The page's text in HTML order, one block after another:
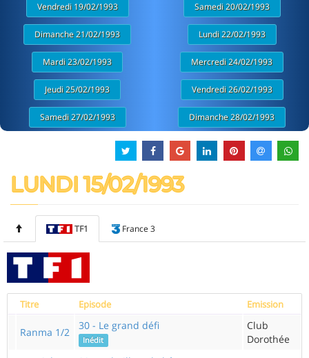
Vendredi 19/02/1993 Samedi 20/02/1993
Dimanche 21/02/1993 Lundi 22/02/1993
Mardi 23/02/1993 Mercredi 24/02/1993
Jeudi 25/02/1993 Vendredi 26/02/1993
Samedi 27/02/1993 Dimanche 28/02/1993
LUNDI 15/02/1993
TF1 France 3
Titre Episode Emission
Ranma 1/2
30 - Le grand défi
Inédit
Club
Dorothée